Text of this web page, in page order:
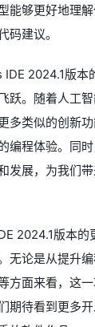
能够更好地理
码建议。
2024.1版本
跃。随着人工
多类似的创新
编程体验。同
发展，为我们
2024.1版本的
无论是从提升
方面来看，这
期待看到更多